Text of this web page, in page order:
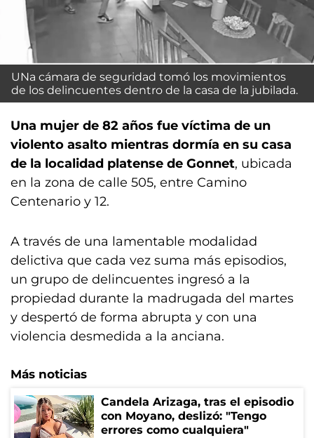
UNa cámara de seguridad tomó los movimientos
de los delincuentes dentro de la casa de la jubilada.
Una mujer de 82 años fue víctima de un
violento asalto mientras dormía en su casa
de la localidad platense de Gonnet, ubicada
en la zona de calle 505, entre Camino
Centenario y 12.
A través de una lamentable modalidad
delictiva que cada vez suma más episodios,
un grupo de delincuentes ingresó a la
propiedad durante la madrugada del martes
y despertó de forma abrupta y con una
violencia desmedida a la anciana.
Más noticias
Candela Arizaga, tras el episodio
con Moyano, deslizó: "Tengo
errores como cualquiera"